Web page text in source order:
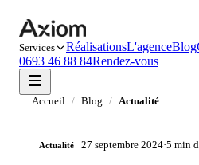
Services RéalisationsL'agenceBlog
0693 46 88 84Rendez-vous
Accueil / Blog / Actualité
Actualité 27 septembre 2024·5 min